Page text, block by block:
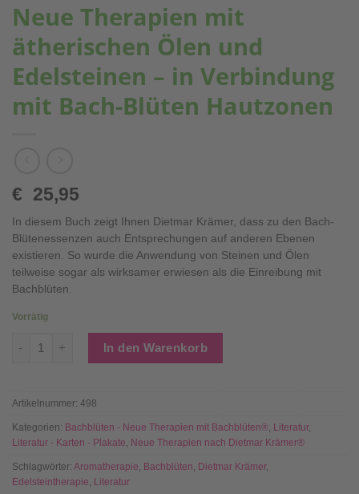
Neue Therapien mit
ätherischen Ölen und
Edelsteinen – in Verbindung
mit Bach-Blüten Hautzonen
€ 25,95
In diesem Buch zeigt Ihnen Dietmar Krämer, dass zu den Bach-
Blütenessenzen auch Entsprechungen auf anderen Ebenen
existieren. So wurde die Anwendung von Steinen und Ölen
teilweise sogar als wirksamer erwiesen als die Einreibung mit
Bachblüten.
Vorrätig
Neue Therapien mit ätherischen Ölen und Edelsteinen – in
In den Warenkorb
Artikelnummer: 498
Kategorien: Bachblüten - Neue Therapien mit Bachblüten® Literatur,
Literatur - Karten - Plakate Neue Therapien nach Dietmar Krämer®
Schlagwörter: Aromatherapie Bachblüten Dietmar Krämer,
Edelsteintherapie Literatur